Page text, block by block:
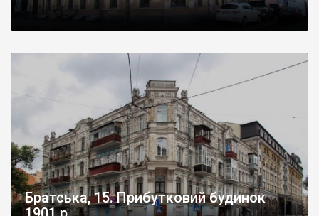
Братська, 15. Прибутковий будинок